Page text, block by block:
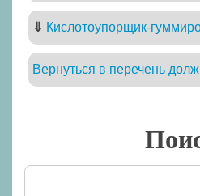
⇓ Кислотоупорщик-
Вернуться в перечень